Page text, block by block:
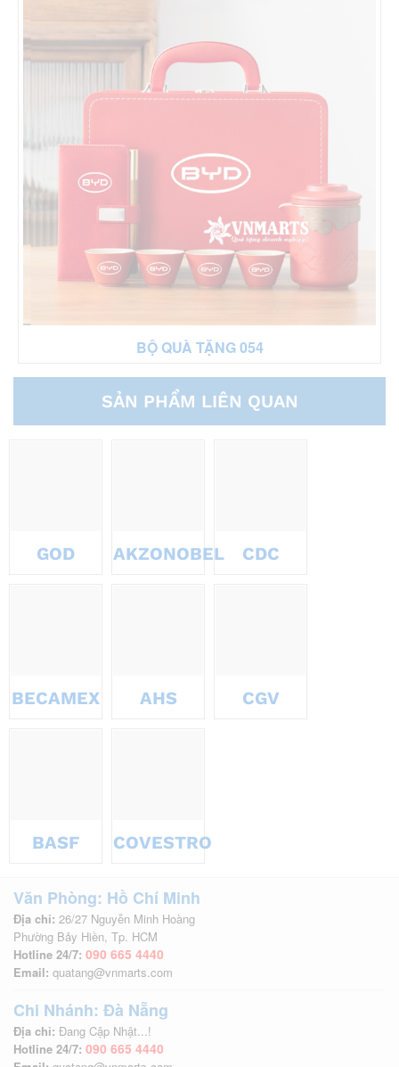
BỘ QUÀ TẶNG 054
SẢN PHẨM LIÊN QUAN
GOD AKZONOBEL CDC
BECAMEX AHS CGV
BASF COVESTRO
Văn Phòng: Hồ Chí Minh
Địa chỉ: 26/27 Nguyễn Minh Hoàng
Phường Bảy Hiền, Tp. HCM
Hotline 24/7: 090 665 4440
Email: quatang@vnmarts.com
Chi Nhánh: Đà Nẵng
Địa chỉ: Đang Cập Nhật...!
Hotline 24/7: 090 665 4440